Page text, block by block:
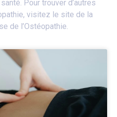
Pour trouver d’autres
visitez le site de la
de l’Ostéopathie.